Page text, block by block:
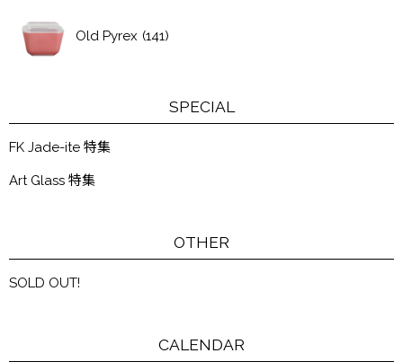
Old Pyrex (141)
SPECIAL
FK Jade-ite 特集
Art Glass 特集
OTHER
SOLD OUT!
CALENDAR